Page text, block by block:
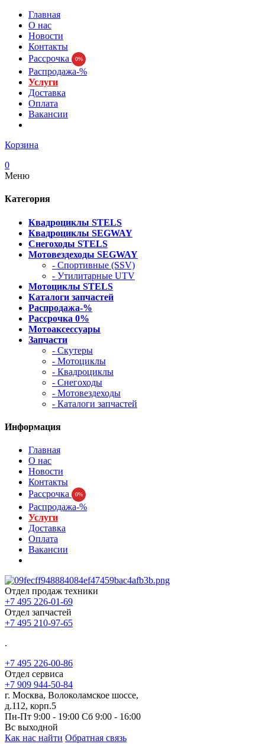
Главная
О нас
Новости
Контакты
Рассрочка
0%
Распродажа-%
Услуги
Доставка
Оплата
Вакансии
Корзина
0
Меню
Категория
Квадроциклы STELS
Квадроциклы SEGWAY
Снегоходы STELS
Мотовездеходы SEGWAY
- Спортивные (SSV)
- Утилитарные UTV
Мотоциклы STELS
Каталоги запчастей
Распродажа-%
Рассрочка 0%
Мотоаксессуары
Запчасти
- Скутеры
- Мотоциклы
- Квадроциклы
- Снегоходы
- Мотовездеходы
- Каталоги запчастей
Информация
Главная
О нас
Новости
Контакты
Рассрочка
0%
Распродажа-%
Услуги
Доставка
Оплата
Вакансии
Отдел продаж техники
+7 495 226-01-69
Отдел запчастей
+7 495 210-97-65
.
+7 495 226-00-86
Отдел сервиса
+7 909 944-50-84
г. Москва, Волоколамское шоссе,
д.112, корп.5
Пн-Пт 9:00 - 19:00 Сб 9:00 - 16:00
Вс выходной
Как нас найти Обратная связь